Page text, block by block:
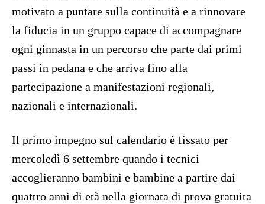
motivato a puntare sulla continuità e a rinnovare
la fiducia in un gruppo capace di accompagnare
ogni ginnasta in un percorso che parte dai primi
passi in pedana e che arriva fino alla
partecipazione a manifestazioni regionali,
nazionali e internazionali.
Il primo impegno sul calendario è fissato per
mercoledì 6 settembre quando i tecnici
accoglieranno bambini e bambine a partire dai
quattro anni di età nella giornata di prova gratuita